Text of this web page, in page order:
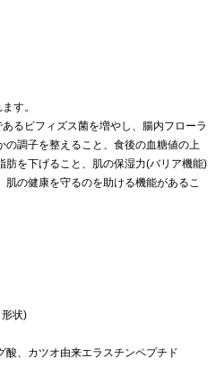
す。
るビフィズス菌を増やし、腸内フローラ
の調子を整えること、食後の血糖値の上
肪を下げること、肌の保湿力(バリア機能)
の健康を守るのを助ける機能があるこ
形状)
、カツオ由来エラスチンペプチド